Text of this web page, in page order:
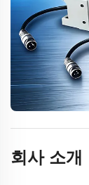
회사 소개